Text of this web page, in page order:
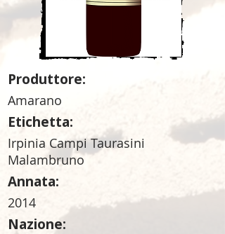
Produttore:
Amarano
Etichetta:
Irpinia Campi Taurasini
Malambruno
Annata:
2014
Nazione: